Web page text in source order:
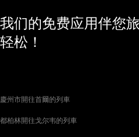
我们的免费应用伴您
轻松！
慶州市開往首爾的列車
都柏林開往戈尔韦的列車